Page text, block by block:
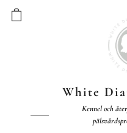
White
Kennel och